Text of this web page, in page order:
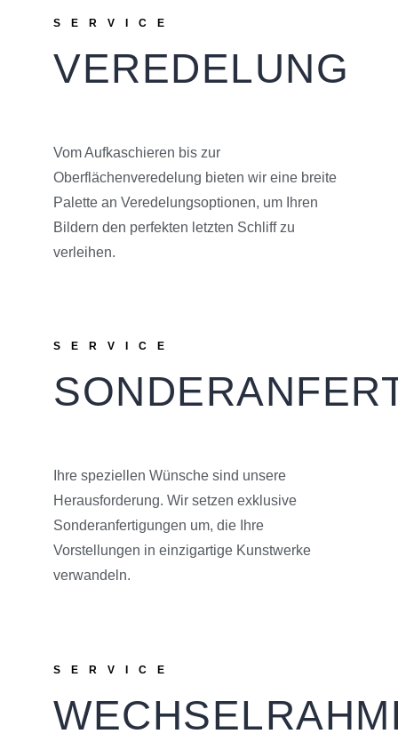
SERVICE
VEREDELUNG
Vom Aufkaschieren bis zur
Oberflächenveredelung bieten wir eine breite
Palette an Veredelungsoptionen, um Ihren
Bildern den perfekten letzten Schliff zu
verleihen.
SERVICE
Ihre speziellen Wünsche sind unsere
Herausforderung. Wir setzen exklusive
Sonderanfertigungen um, die Ihre
Vorstellungen in einzigartige Kunstwerke
verwandeln.
SERVICE